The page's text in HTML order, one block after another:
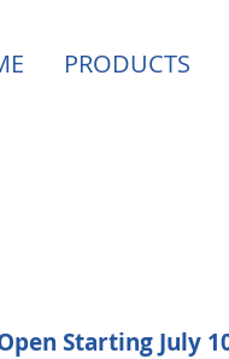
PRODUCTS
Starting July